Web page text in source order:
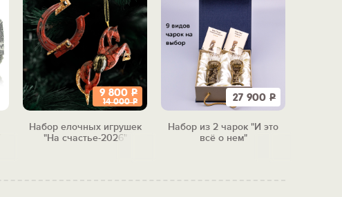
9 800 Р
14 000Р
Набор елочных игрушек
"На счастье-2026"
27 900 Р
Набор из 2 чарок "И это
всё о нем"